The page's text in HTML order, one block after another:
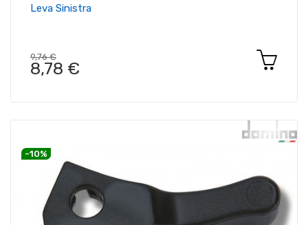
Leva Sinistra
9,76 €
8,78 €
-10%